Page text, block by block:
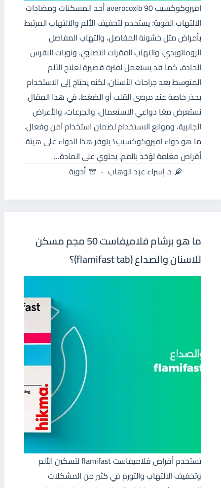
افيروكوكسيب 90 averocoxib أحد المسكنات ومضادات
الالتهاب القوية؛ يستخدم لتخفيف الألم والالتهاب المرتبط
بأمراض مثل خشونة المفاصل، والتهاب المفاصل
الروماتويدي، والتهاب الفقرات التصلبي، ونوبات النقرس
الحادة، كما قد يستعمل لفترة قصيرة لعلاج الألم
المتوسط بعد جراحات الأسنان، لكنه يحتاج إلى الاستخدام
بحذر خاصة عند مرضى القلب أو الضغط، في هذا المقال
نستعرض معًا دواعي الاستعمال، والجرعات، والأعراض
الجانبية، وموانع الاستخدام لضمان استخدام آمن وفعال.
ما هو دواء افيروكوكسيب؟ يتوفر هذا الدواء على هيئة
أقراص مغلفة تؤخذ بالفم. يحتوي على المادة…
د. إسراء عبد الوهاب
أدوية
ما هو برشام فلاميفاست 50 مجم مسكن
للاسنان والصداع (flamifast tab)؟
تستخدم أقراص فلاميفاست flamifast لتسكين الألم
وتخفيف الالتهاب والتورم في كثير من المشكلات